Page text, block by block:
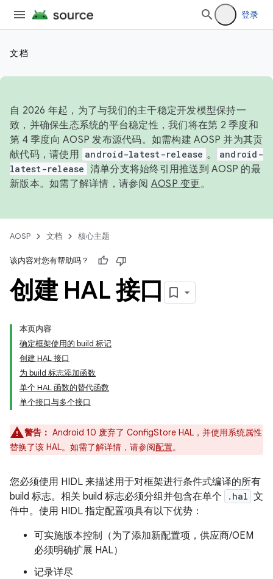
登录
文档
自 2026 年起，为了与我们的主干稳定开发模型保持一
致，并确保生态系统的平台稳定性，我们将在第 2 季度和
第 4 季度向 AOSP 发布源代码。如需构建 AOSP 并为其贡
献代码，请使用 android-latest-release 。
android-
latest-release 清单分支将始终引用推送到 AOSP 的最
新版本。如需了解详情，请参阅 AOSP 变更。
AOSP 文档 核心主题
该内容对您有帮助吗？
创建 HAL 接口
本页内容
确定框架使用的 build 标记
创建 HAL 接口
为 build 标志添加函数
单个 HAL 函数的替代函数
单个接口与多个接口
警告： Android 10 废弃了 ConfigStore HAL，并使用系统属性
替换了该 HAL。如需了解详情，请参阅配置。
您必须使用 HIDL 来描述用于对框架进行条件式编译的所有
build 标志。相关 build 标志必须分组并包含在单个
.hal 文
件中。使用 HIDL 指定配置项具有以下优势：
可实施版本控制（为了添加新配置项，供应商/OEM
必须明确扩展 HAL）
记录详尽